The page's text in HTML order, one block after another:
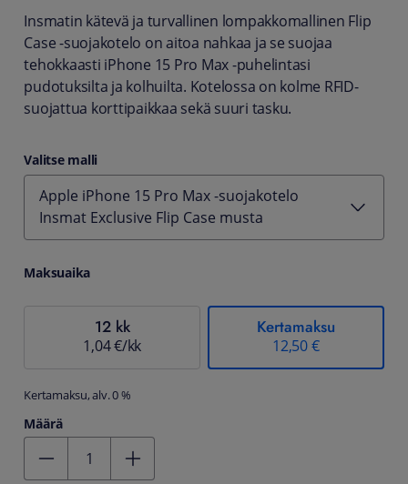
Insmatin kätevä ja turvallinen lompakkomallinen Flip
Case -suojakotelo on aitoa nahkaa ja se suojaa
tehokkaasti iPhone 15 Pro Max -puhelintasi
pudotuksilta ja kolhuilta. Kotelossa on kolme RFID-
suojattua korttipaikkaa sekä suuri tasku.
Valitse malli
Apple iPhone 15 Pro Max -suojakotelo
Insmat Exclusive Flip Case musta
Maksuaika
12 kk
1,04 €/kk
Kertamaksu
12,50 €
Kertamaksu, alv. 0 %
Määrä